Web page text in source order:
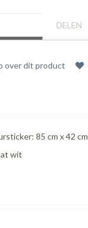
DELEN
over dit product
85 cm x 42 cm
wit